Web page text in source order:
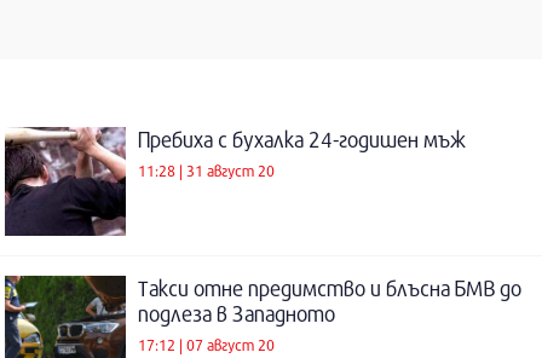
Пребиха с бухалка 24-годишен мъж
11:28 | 31 август 20
Такси отне предимство и блъсна БМВ до
подлеза в Западното
17:12 | 07 август 20